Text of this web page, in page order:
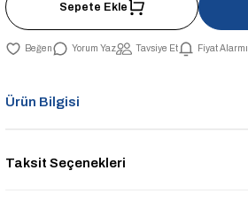
Sepete Ekle
Yorum Yaz Tavsiye Et Fiyat Alarmı
Ürün Bilgisi
Taksit Seçenekleri